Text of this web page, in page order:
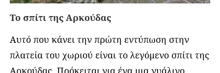
Το σπίτι της Αρκούδας
Αυτό που κάνει την πρώτη εντύπωση στην
πλατεία του χωριού είναι το λεγόμενο σπίτι της